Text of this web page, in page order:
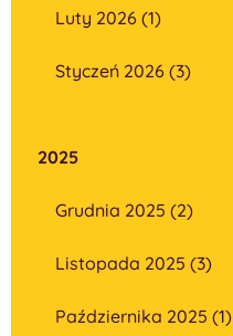
Luty 2026 (1)
Styczeń 2026 (3)
2025
Grudnia 2025 (2)
Listopada 2025 (3)
Października 2025 (1)